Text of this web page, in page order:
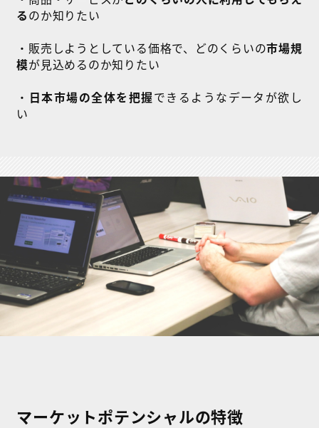
るのか知りたい
・販売しようとしている価格で、どのくらいの市場規
模が見込めるのか知りたい
・ 日本市場の全体を把握できるようなデータが欲し
い
マーケットポテンシャルの特徴